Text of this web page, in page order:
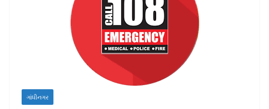
ગાંધીનગર